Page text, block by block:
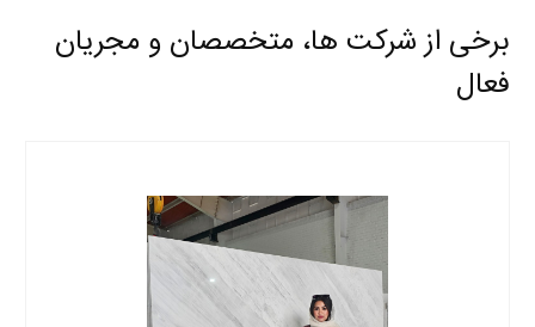
برخی از شرکت ها، متخصصان و مجریان
فعال